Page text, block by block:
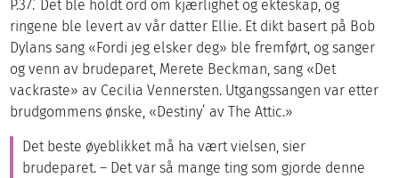
P.37.’ Det ble holdt ord om kjærlighet og ekteskap, og
ringene ble levert av vår datter Ellie. Et dikt basert på Bob
Dylans sang «Fordi jeg elsker deg» ble fremført, og sanger
og venn av brudeparet, Merete Beckman, sang «Det
vackraste» av Cecilia Vennersten. Utgangssangen var etter
brudgommens ønske, «Destiny’ av The Attic.»
Det beste øyeblikket må ha vært vielsen, sier
brudeparet. – Det var så mange ting som gjorde denne